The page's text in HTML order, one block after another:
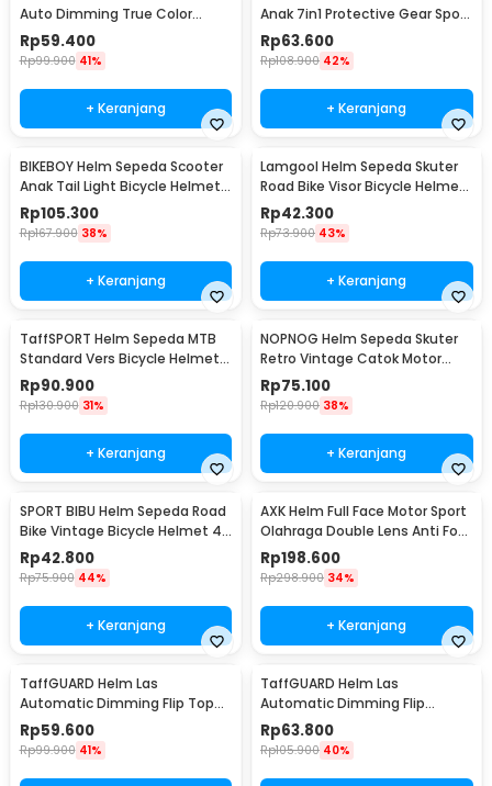
Auto Dimming True Color
Welding Mask LED - HF28
Rp59.400
Rp99.900 41%
+ Keranjang
Anak 7in1 Protective Gear Sport
Activity - K25
Rp63.600
Rp108.900 42%
+ Keranjang
BIKEBOY Helm Sepeda Scooter
Anak Tail Light Bicycle Helmet
14 Air Vent - K10
Rp105.300
Rp167.900 38%
+ Keranjang
Lamgool Helm Sepeda Skuter
Road Bike Visor Bicycle Helmet
4 Air Vent - U10
Rp42.300
Rp73.900 43%
+ Keranjang
TaffSPORT Helm Sepeda MTB
Standard Vers Bicycle Helmet
19 Air Vent - Z20
Rp90.900
Rp130.900 31%
+ Keranjang
NOPNOG Helm Sepeda Skuter
Retro Vintage Catok Motor
Bicycle Helmet - U15
Rp75.100
Rp120.900 38%
+ Keranjang
SPORT BIBU Helm Sepeda Road
Bike Vintage Bicycle Helmet 4
Air Vents - U20
Rp42.800
Rp75.900 44%
+ Keranjang
AXK Helm Full Face Motor Sport
Olahraga Double Lens Anti Fog
Motocycle - A557
Rp198.600
Rp298.900 34%
+ Keranjang
TaffGUARD Helm Las
Automatic Dimming Flip Top
with Headlight - HF09
Rp59.600
Rp99.900 41%
TaffGUARD Helm Las
Automatic Dimming Flip
Protective Mask Headlight -
HF10
Rp63.800
Rp105.900 40%